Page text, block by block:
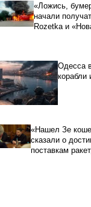
«Ложись,
начали
Rozetka и
Одесса
корабли
«Нашел Зе
сказали о
поставкам